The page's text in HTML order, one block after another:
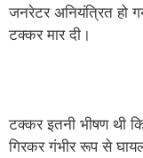
जनरेटर अनियंत्रित हो
टक्कर मार दी।
टक्कर इतनी भीषण थी
गिरकर गंभीर रूप से